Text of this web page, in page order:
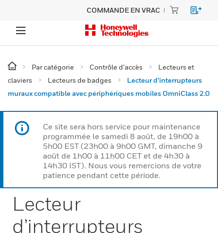
COMMANDE EN VRAC
Par catégorie Contrôle d’accès
Lecteurs et
claviers
Lecteurs de badges
Lecteur d’interrupteurs
muraux compatible avec périphériques mobiles OmniClass 2.0
Ce site sera hors service pour maintenance
programmée le samedi 8 août, de 19h00 à
5h00 EST (23h00 à 9h00 GMT, dimanche 9
août de 1h00 à 11h00 CET et de 4h30 à
14h30 IST). Nous vous remercions de votre
patience pendant cette période.
Lecteur
d’interrupteurs